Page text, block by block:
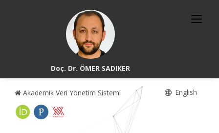
Doç. Dr. ÖMER SADIKER
Akademik Veri Yönetim Sistemi English